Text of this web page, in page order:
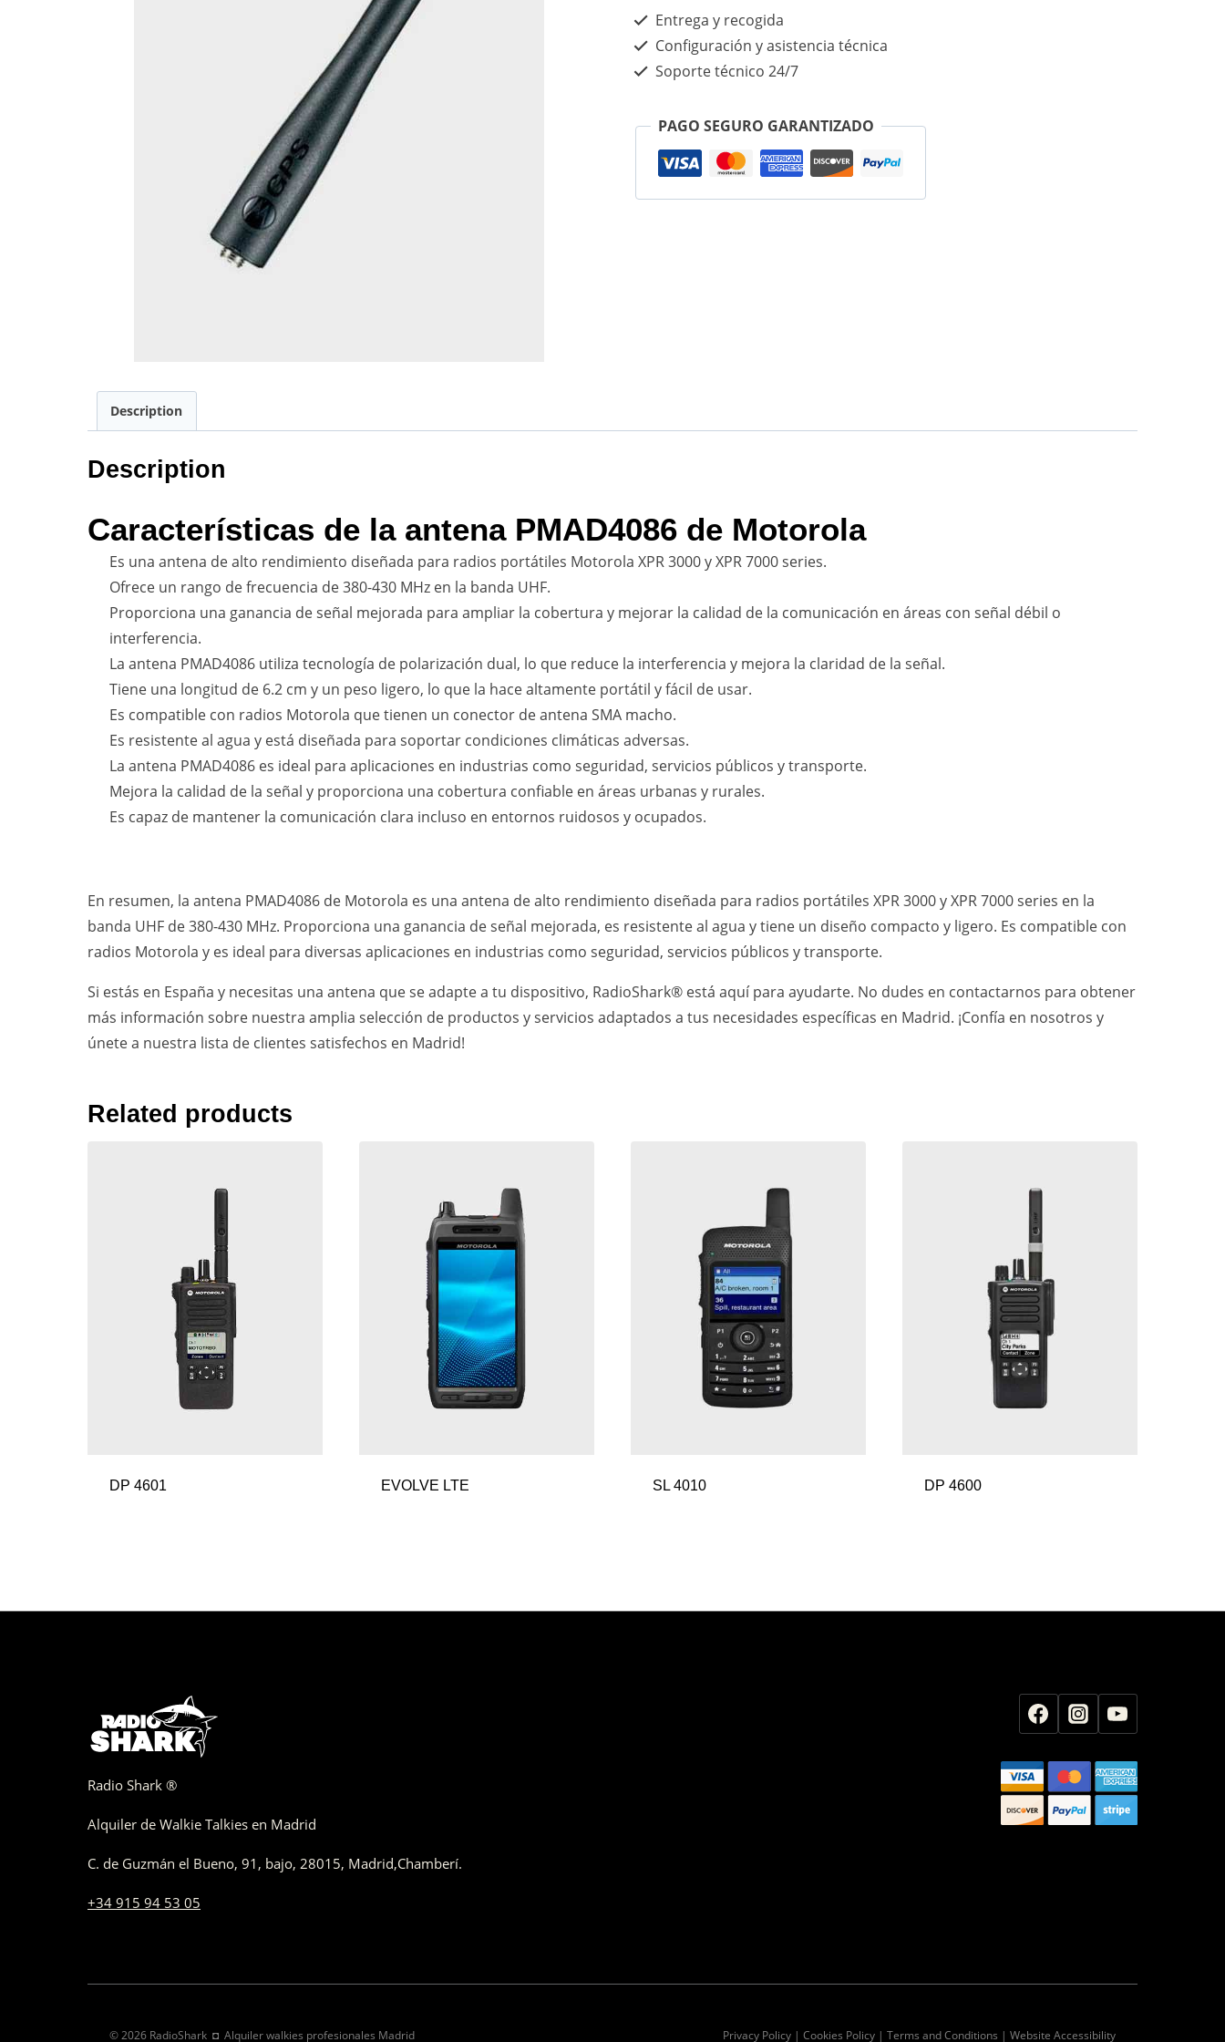
Entrega y recogida
Configuración y asistencia técnica
Soporte técnico 24/7
PAGO SEGURO GARANTIZADO
Description
Description
Características de la antena PMAD4086 de Motorola
Es una antena de alto rendimiento diseñada para radios portátiles Motorola XPR 3000 y XPR 7000 series.
Ofrece un rango de frecuencia de 380-430 MHz en la banda UHF.
Proporciona una ganancia de señal mejorada para ampliar la cobertura y mejorar la calidad de la comunicación en áreas con señal débil o
interferencia.
La antena PMAD4086 utiliza tecnología de polarización dual, lo que reduce la interferencia y mejora la claridad de la señal.
Tiene una longitud de 6.2 cm y un peso ligero, lo que la hace altamente portátil y fácil de usar.
Es compatible con radios Motorola que tienen un conector de antena SMA macho.
Es resistente al agua y está diseñada para soportar condiciones climáticas adversas.
La antena PMAD4086 es ideal para aplicaciones en industrias como seguridad, servicios públicos y transporte.
Mejora la calidad de la señal y proporciona una cobertura confiable en áreas urbanas y rurales.
Es capaz de mantener la comunicación clara incluso en entornos ruidosos y ocupados.
En resumen, la antena PMAD4086 de Motorola es una antena de alto rendimiento diseñada para radios portátiles XPR 3000 y XPR 7000 series en la
banda UHF de 380-430 MHz. Proporciona una ganancia de señal mejorada, es resistente al agua y tiene un diseño compacto y ligero. Es compatible con
radios Motorola y es ideal para diversas aplicaciones en industrias como seguridad, servicios públicos y transporte.
Si estás en España y necesitas una antena que se adapte a tu dispositivo, RadioShark® está aquí para ayudarte. No dudes en contactarnos para obtener
más información sobre nuestra amplia selección de productos y servicios adaptados a tus necesidades específicas en Madrid. ¡Confía en nosotros y
únete a nuestra lista de clientes satisfechos en Madrid!
Related products
DP 4601 EVOLVE LTE SL 4010 DP 4600
Radio Shark ®
Alquiler de Walkie Talkies en Madrid
C. de Guzmán el Bueno, 91, bajo, 28015, Madrid,Chamberí.
+34 915 94 53 05
© 2026 RadioShark ◘ Alquiler walkies profesionales Madrid Privacy Policy | Cookies Policy | Terms and Conditions | Website Accessibility